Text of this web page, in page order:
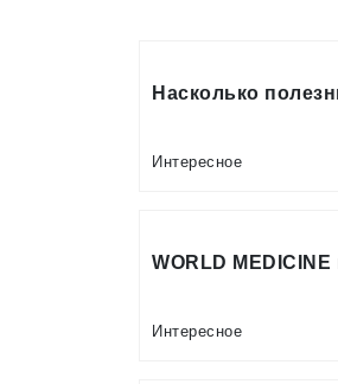
Насколько
Интересное
WORLD
Интересное